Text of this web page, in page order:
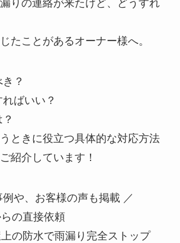
漏りの連絡が来たけど、どうすれ
たことがあるオーナー様へ。
？
ばいい？
ときに役立つ具体的な対応方法
紹介しています！
や、お客様の声も掲載 ／
の直接依頼
の防水で雨漏り完全ストップ